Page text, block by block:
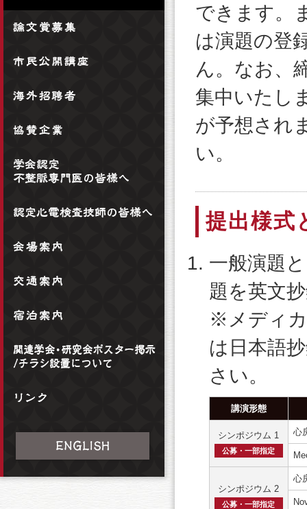
できます。
は演題の登
ん。なお、
集中いたし
が予想され
い。
提出様式
一般演題
題を英文
※メディ
は日本語
さい。
講演形態
シンポジウム 1
公募・一部指定
心
シンポジウム 2
公募・一部指定
心